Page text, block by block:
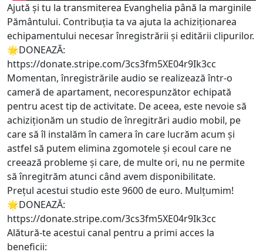
Ajută și tu la transmiterea Evanghelia până la marginile
Pământului. Contribuția ta va ajuta la achiziționarea
echipamentului necesar înregistrării și editării clipurilor.
🌟DONEAZĂ:
https://donate.stripe.com/3cs3fm5XE04r9Ik3cc
Momentan, înregistrările audio se realizează într-o
cameră de apartament, necorespunzător echipată
pentru acest tip de activitate. De aceea, este nevoie să
achiziționăm un studio de înregitrări audio mobil, pe
care să îl instalăm în camera în care lucrăm acum și
astfel să putem elimina zgomotele și ecoul care ne
creează probleme și care, de multe ori, nu ne permite
să înregitrăm atunci când avem disponibilitate.
Prețul acestui studio este 9600 de euro. Mulțumim!
🌟DONEAZĂ:
https://donate.stripe.com/3cs3fm5XE04r9Ik3cc
Alătură-te acestui canal pentru a primi acces la
beneficii: